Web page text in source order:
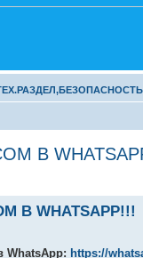
В
В WHATSAPP!!!
WhatsApp: https://